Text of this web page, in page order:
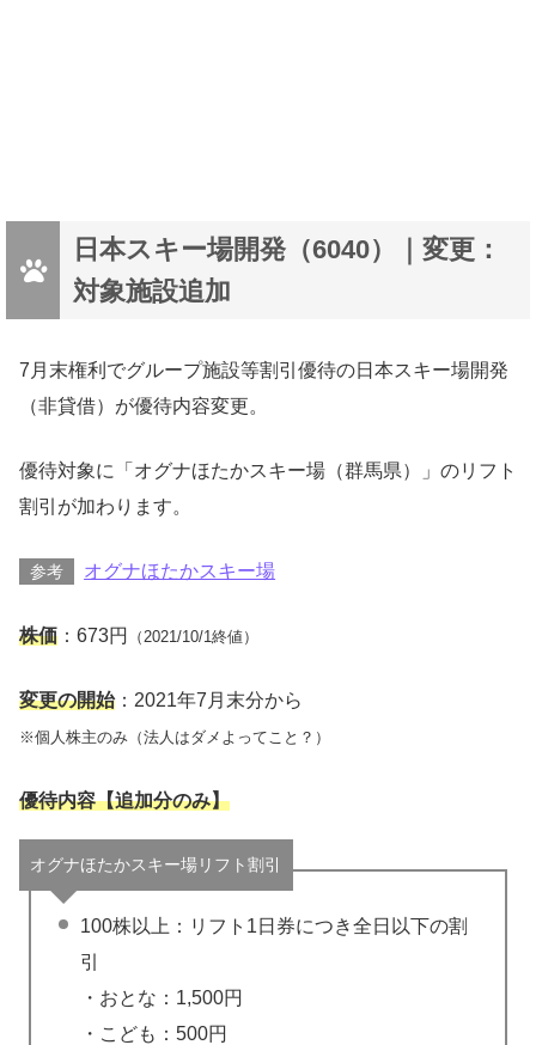
日本スキー場開発（6040）｜変更：
対象施設追加
7月末権利でグループ施設等割引優待の日本スキー場開発
（非貸借）が優待内容変更。
優待対象に「オグナほたかスキー場（群馬県）」のリフト
割引が加わります。
参考 オグナほたかスキー場
株価 ：673円 （2021/10/1終値）
変更の開始：2021年7月末分から
※個人株主のみ（法人はダメよってこと？）
優待内容【追加分のみ】
オグナほたかスキー場リフト割引
100株以上：リフト1日券につき全日以下の割
引
・おとな：1,500円
・こども：500円